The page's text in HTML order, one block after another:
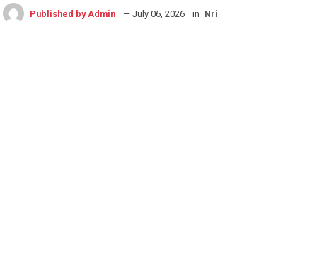
Published by Admin — July 06, 2026 in Nri